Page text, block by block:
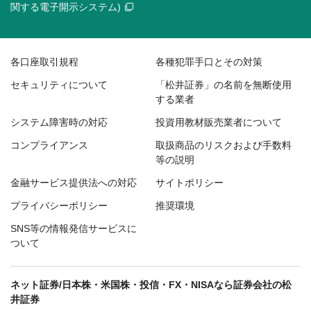
関する電子開示システム)
各口座取引規程 各種犯罪手口とその対策
セキュリティについて
「松井証券」の名前を無断使用
する業者
システム障害時の対応 投資用教材販売業者について
コンプライアンス
取扱商品のリスクおよび手数料
等の説明
金融サービス提供法への対応 サイトポリシー
プライバシーポリシー 推奨環境
SNS等の情報発信サービスに
ついて
ネット証券/日本株・米国株・投信・FX・NISAなら証券会社の松
井証券